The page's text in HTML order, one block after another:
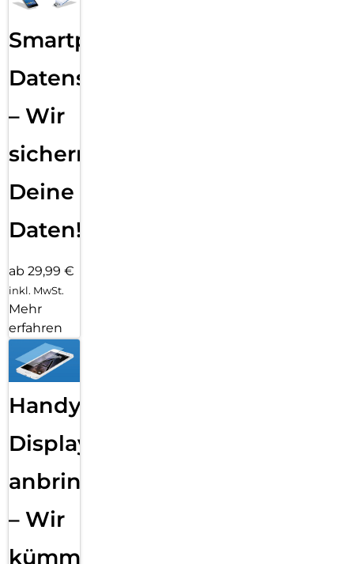
Smartphone
Datensicherung
– Wir
sichern
Deine
Daten!
ab 29,99 €
inkl. MwSt.
Mehr
erfahren
Handy
Displayfolie
anbringen
– Wir
kümmern